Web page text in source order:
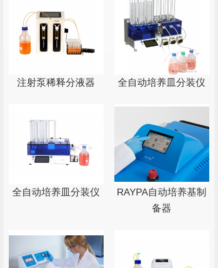
注射泵稀释分液器 全自动培养皿分装仪
全自动培养皿分装仪
RAYPA自动培养基制
备器